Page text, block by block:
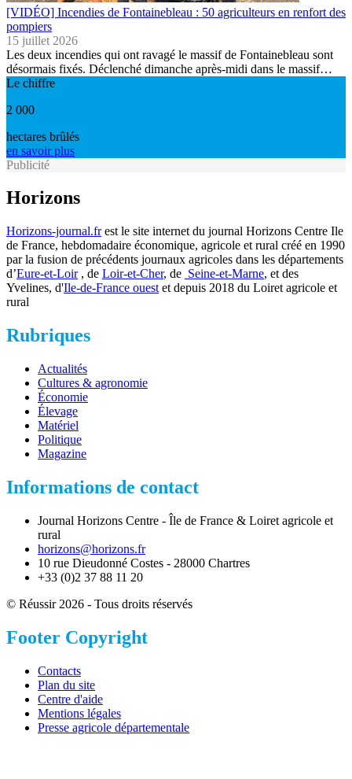
[VIDÉO] Incendies de Fontainebleau : 50 agriculteurs en renfort des
pompiers
15 juillet 2026
Les deux incendies qui ont ravagé le massif de Fontainebleau sont
désormais fixés. Déclenché dimanche après-midi dans le massif…
Le chiffre
2 000
hectares brûlés
en savoir plus
Publicité
Horizons
Horizons-journal.frest le site internet du journal Horizons Centre Ile
de France, hebdomadaire économique, agricole et rural créé en 1990
par la fusion de précédents journaux agricoles dans les départements
d’Eure-et-Loir, de Loir-et-Cher, de Seine-et-Marne, et des
Yvelines, d'Ile-de-France ouest et depuis 2018 du Loiret agricole et
rural
Rubriques
Actualités
Cultures & agronomie
Économie
Élevage
Matériel
Politique
Magazine
Informations de contact
Journal Horizons Centre - Île de France & Loiret agricole et
rural
horizons@horizons.fr
10 rue Dieudonné Costes - 28000 Chartres
+33 (0)2 37 88 11 20
© Réussir 2026 - Tous droits réservés
Footer Copyright
Contacts
Plan du site
Centre d'aide
Mentions légales
Presse agricole départementale